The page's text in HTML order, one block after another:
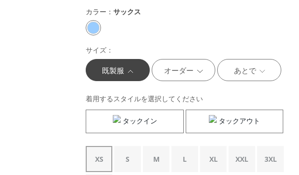
カラー：サックス
サイズ：
既製服 オーダー あとで
着用するスタイルを選択してください
タックイン タックアウト
XS S M L XL XXL 3XL